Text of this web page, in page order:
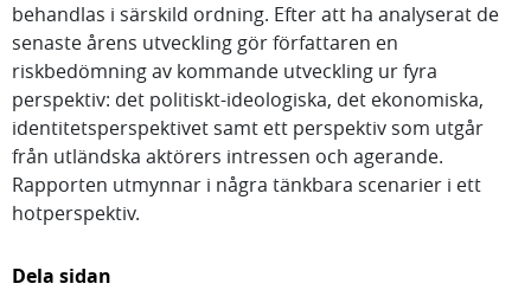
behandlas i särskild ordning. Efter att ha analyserat de
senaste årens utveckling gör författaren en
riskbedömning av kommande utveckling ur fyra
perspektiv: det politiskt-ideologiska, det ekonomiska,
identitetsperspektivet samt ett perspektiv som utgår
från utländska aktörers intressen och agerande.
Rapporten utmynnar i några tänkbara scenarier i ett
hotperspektiv.
Dela sidan